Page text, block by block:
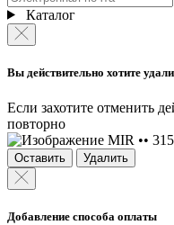
Каталог
Вы действительно хотите
Если захотите отменить
повторно
MIR ••
Оставить Удалить
Добавление способа оплаты